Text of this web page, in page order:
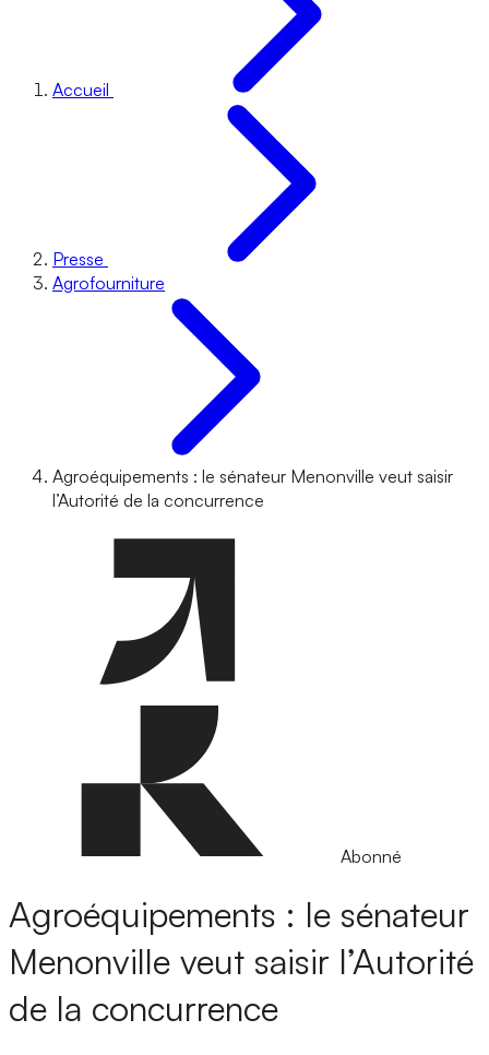
Accueil
Presse
Agrofourniture
Agroéquipements : le sénateur Menonville veut saisir
l’Autorité de la concurrence
Abonné
Agroéquipements : le sénateur
Menonville veut saisir l’Autorité
de la concurrence